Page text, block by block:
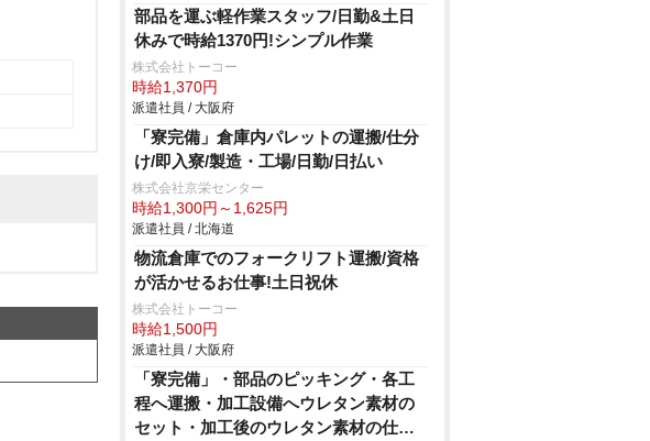
部品を運ぶ軽作業スタッフ/日勤&土日
休みで時給1370円!シンプル作業
株式会社トーコー
時給1,370円
派遣社員 / 大阪府
「寮完備」倉庫内パレットの運搬/仕分
け/即入寮/製造・工場/日勤/日払い
株式会社京栄センター
時給1,300円～1,625円
派遣社員 / 北海道
物流倉庫でのフォークリフト運搬/資格
が活かせるお仕事!土日祝休
株式会社トーコー
時給1,500円
派遣社員 / 大阪府
「寮完備」・部品のピッキング・各工
程へ運搬・加工設備へウレタン素材の
セット・加工後のウレタン素材の仕上